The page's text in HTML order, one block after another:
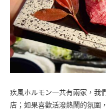
疾風ホルモン一共有兩家，我
店；如果喜歡活潑熱鬧的氛圍